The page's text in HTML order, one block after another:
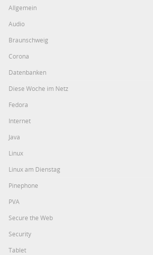
Allgemein
Audio
Braunschweig
Corona
Datenbanken
Diese Woche im Netz
Fedora
Internet
Java
Linux
Linux am Dienstag
Pinephone
PVA
Secure the Web
Security
Tablet